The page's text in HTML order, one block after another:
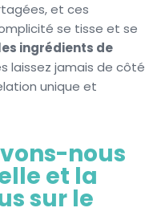
et ces
se tisse et se
ingrédients de
laissez jamais de côté
unique et
nous
et la
sur le